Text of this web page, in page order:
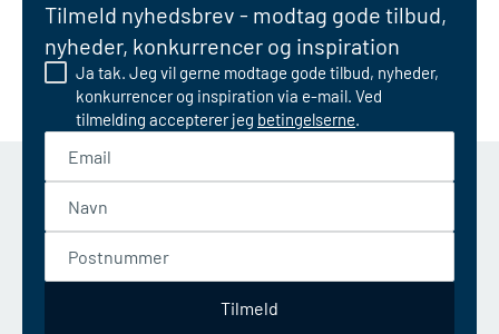
Tilmeld nyhedsbrev - modtag gode tilbud,
nyheder, konkurrencer og inspiration
Ja tak. Jeg vil gerne modtage gode tilbud, nyheder,
konkurrencer og inspiration via e-mail. Ved
tilmelding accepterer jeg betingelserne.
Tilmeld